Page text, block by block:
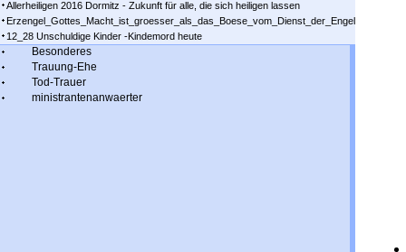
Allerheiligen 2016 Dormitz - Zukunft für alle, die sich heiligen lassen
Erzengel_Gottes_Macht_ist_groesser_als_das_Boese_vom_Dienst_der_Engel
12_28 Unschuldige Kinder -Kindemord heute
Besonderes
Trauung-Ehe
Tod-Trauer
ministrantenanwaerter